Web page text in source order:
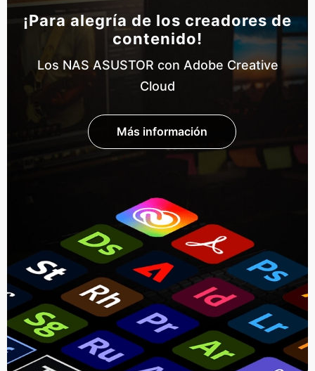
¡Para alegría de los creadores de
contenido!
Los NAS ASUSTOR con Adobe Creative
Cloud
Más información